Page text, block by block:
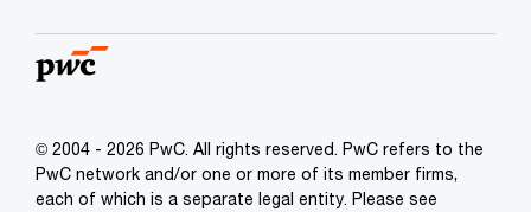
© 2004 - 2026 PwC. All rights reserved. PwC refers to the
PwC network and/or one or more of its member firms,
each of which is a separate legal entity. Please see